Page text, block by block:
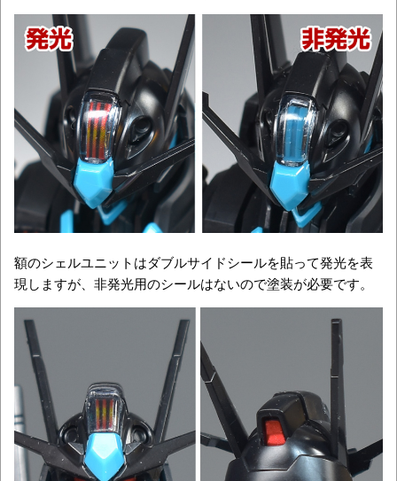
額のシェルユニットはダブルサイドシールを貼って発光を表
現しますが、非発光用のシールはないので塗装が必要です。